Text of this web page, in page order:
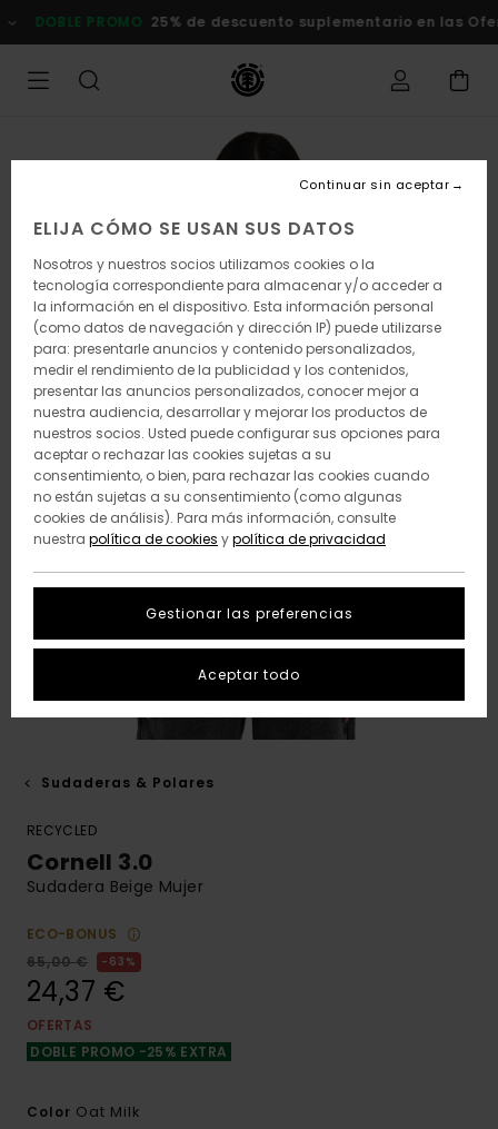
a
la
DOBLE PROMO 25% de descuento suplementario en las
Sudaderas & Polares
RECYCLED
Cornell 3.0
Sudadera Beige Mujer
ECO-BONUS
65,00 €
63%
24,37 €
OFERTAS
DOBLE PROMO -25% EXTRA
Color Oat Milk
ELIJA CÓMO SE USAN SUS DATOS
Nosotros y nuestros socios utilizamos cookies o la
tecnología correspondiente para almacenar y/o acceder a
la información en el dispositivo. Esta información personal
(como datos de navegación y dirección IP) puede utilizarse
para: presentarle anuncios y contenido personalizados,
medir el rendimiento de la publicidad y los contenidos,
presentar las anuncios personalizados, conocer mejor a
nuestra audiencia, desarrollar y mejorar los productos de
nuestros socios. Usted puede configurar sus opciones para
aceptar o rechazar las cookies sujetas a su
consentimiento, o bien, para rechazar las cookies cuando
no están sujetas a su consentimiento (como algunas
cookies de análisis). Para más información, consulte
nuestra política de cookies ypolítica de privacidad
Gestionar las preferencias
Continuar sin aceptar
Aceptar todo